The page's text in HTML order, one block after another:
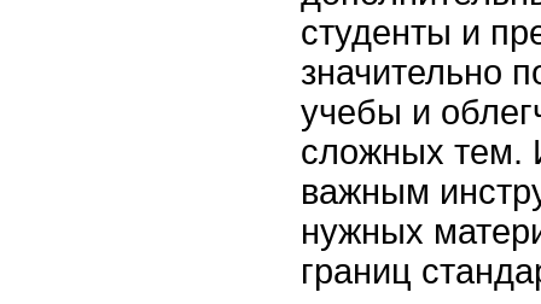
студенты и
значительно
учебы и
сложных тем.
важным
нужных
границ